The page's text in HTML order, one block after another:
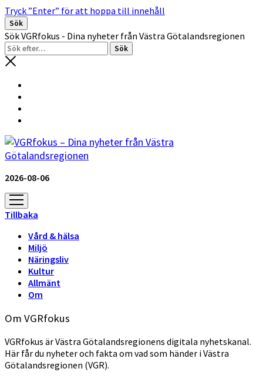
Tryck ”Enter” för att hoppa till innehåll
Sök
Sök VGRfokus - Dina nyheter från Västra Götalandsregionen
2026-08-06
öppna
meny
Tillbaka
Vård & hälsa
Miljö
Näringsliv
Kultur
Allmänt
Om
Om VGRfokus
VGRfokus är Västra Götalandsregionens digitala nyhetskanal.
Här får du nyheter och fakta om vad som händer i Västra
Götalandsregionen (VGR).